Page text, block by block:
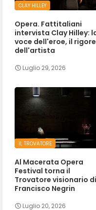
CLAY HILLEY
Opera. Fattitaliani
intervista Clay Hilley:
voce dell'eroe, il rigore
dell'artista
Luglio 29, 2026
IL TROVATORE
Al Macerata Opera
Festival torna il
Trovatore visionario di
Francisco Negrin
Luglio 20, 2026